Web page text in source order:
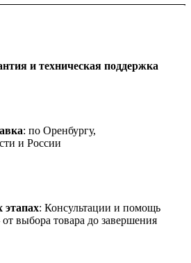
и техническая поддержка
: по Оренбургу,
и России
этапах: Консультации и помощь
выбора товара до завершения